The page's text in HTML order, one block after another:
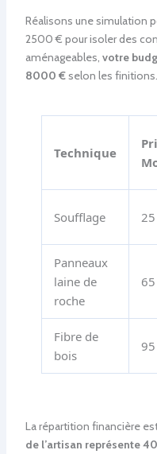
Réalisons une simulation
2500 € pour isoler des
aménageables, votre
8000 €selon les finitions.
Technique
Soufflage
Panneaux
laine de
roche
Fibre de
bois
La répartition financière
de l’artisan représente